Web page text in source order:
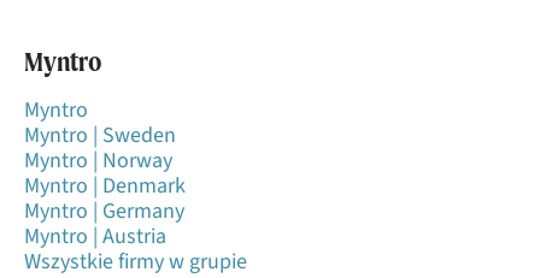
Myntro
Myntro
Myntro | Sweden
Myntro | Norway
Myntro | Denmark
Myntro | Germany
Myntro | Austria
Wszystkie firmy w grupie